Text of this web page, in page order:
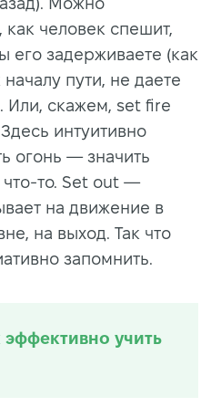
как человек спешит,
его задерживаете (как
пути, не даете
Или, скажем, set fire
интуитивно
огонь — значить
что-то. Set out —
на движение в
на выход. Так что
запомнить.
эффективно учить